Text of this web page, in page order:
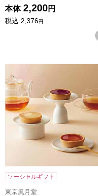
本体 2,200円
税込 2,376円
東京風月堂 果実のチーズ
ソーシャルギフト
東京風月堂